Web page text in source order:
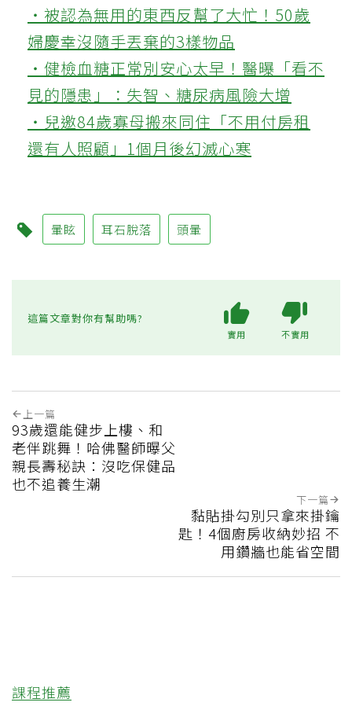
‧被認為無用的東西反幫了大忙！50歲
婦慶幸沒隨手丟棄的3樣物品
‧健檢血糖正常別安心太早！醫曝「看不
見的隱患」：失智、糖尿病風險大增
‧兒邀84歲寡母搬來同住「不用付房租
還有人照顧」1個月後幻滅心寒
暈眩 耳石脫落 頭暈
這篇文章對你有幫助嗎?
實用 不實用
上一篇
93歲還能健步上樓、和
老伴跳舞！哈佛醫師曝父
親長壽秘訣：沒吃保健品
也不追養生潮
下一篇
黏貼掛勾別只拿來掛鑰
匙！4個廚房收納妙招 不
用鑽牆也能省空間
課程推薦